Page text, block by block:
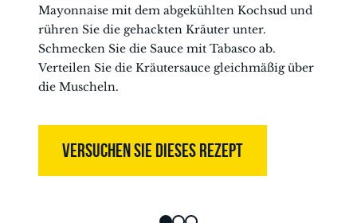
Mayonnaise mit dem abgekühlten Kochsud und
rühren Sie die gehackten Kräuter unter.
Schmecken Sie die Sauce mit Tabasco ab.
Verteilen Sie die Kräutersauce gleichmäßig über
die Muscheln.
VERSUCHEN SIE DIESES REZEPT